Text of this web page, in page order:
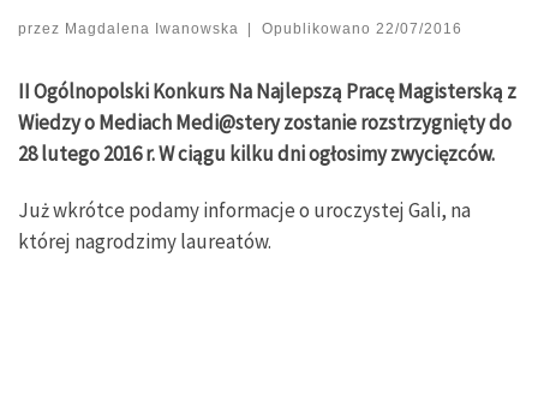
przez Magdalena Iwanowska Opublikowano 22/07/2016
II Ogólnopolski Konkurs Na Najlepszą Pracę Magisterską z
Wiedzy o Mediach Medi@stery zostanie rozstrzygnięty do
28 lutego 2016 r. W ciągu kilku dni ogłosimy zwycięzców.
Już wkrótce podamy informacje o uroczystej Gali, na
której nagrodzimy laureatów.